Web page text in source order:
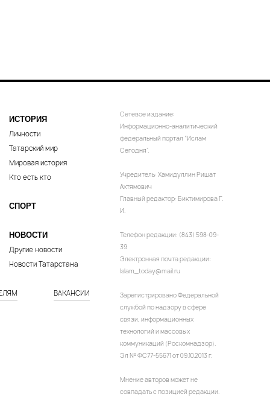
ИСТОРИЯ
Личности
Татарский мир
Мировая история
Кто есть кто
СПОРТ
НОВОСТИ
Другие новости
Новости Татарстана
ВАКАНСИИ
Сетевое издание:
Информационно-аналитический
федеральный портал “Ислам
Сегодня”.
Учредитель: Хамидуллин Ришат
Ахтямович
Главный редактор: Биктимирова Г.
И.
Телефон редакции: (843) 598-09-
39
Электронная почта редакции:
Islam_today@mail.ru
Зарегистрировано Федеральной
службой по надзору в сфере
связи, информационных
технологий и массовых
коммуникаций (Роскомнадзор).
Эл № ФС77-55671 от 09.10.2013 г.
Мнение авторов может не
совпадать с позицией редакции.